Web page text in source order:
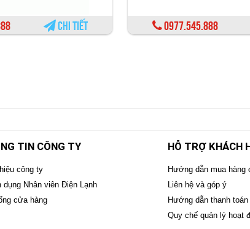
Chi tiết 0977.545.888
TIN CÔNG TY
công ty
dụng Nhân viên Điện Lạnh
cửa hàng
HỖ TRỢ KHÁCH
Hướng dẫn mua hàng
Liên hệ và góp ý
Hướng dẫn thanh toán
Quy chế quản lý hoạt